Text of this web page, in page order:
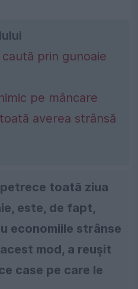
prin gunoaie
pe mâncare
averea strânsă
toată ziua
este, de fapt,
economiile strânse
mod, a reușit
case pe care le